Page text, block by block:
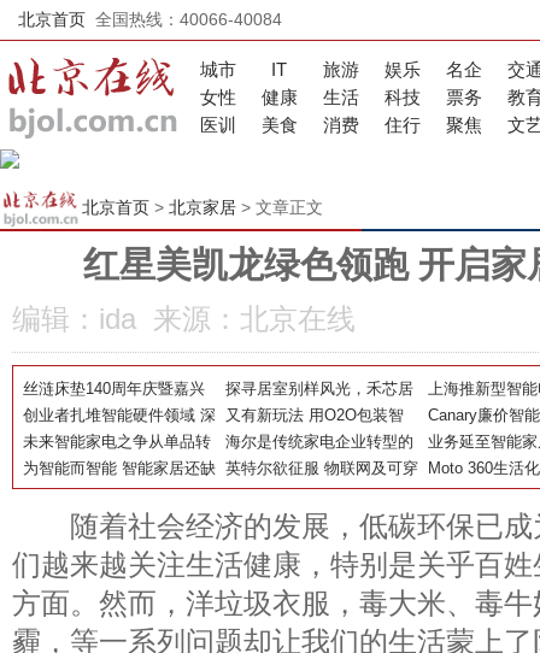
北京首页 全国热线：40066-40084
城市 IT 旅游 娱乐 名企
交
女性
健康 生活 科技 票务
教
医训
美食 消费 住行 聚焦 文
北京首页> 北京家居> 文章正文
红星美凯龙绿色领跑 开启家
编辑：ida 来源：北京在线
丝涟床垫140周年庆暨嘉兴
青山周平青设会9月分享会
共同解密睡眠“芯”空间
探寻居室别样风光，禾芯居
家布艺新颖设计为你而来
上海推新型智
自己喊人看
创业者扎堆智能硬件领域 深
圳有优势
又有新玩法 用O2O包装智
能硬件
Canary廉价智
统开卖 功能多
未来智能家电之争从单品转
移到平台
海尔是传统家电企业转型的
样板
业务延至智能
唐智控11.45亿
为智能而智能 智能家居还缺
啥按钮
英特尔欲征服 物联网及可穿
戴设备市场
Moto 360生活
手表的第三选择
随着社会经济的发展，低碳环保已成
们越来越关注生活健康，特别是关乎百
方面。然而，洋垃圾衣服，毒大米、毒
霾，等一系列问题却让我们的生活蒙上